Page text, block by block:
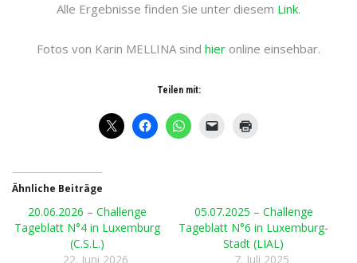
Alle Ergebnisse finden Sie unter diesem Link.
Fotos von Karin MELLINA sind hier online einsehbar.
Teilen mit:
Ähnliche Beiträge
20.06.2026 – Challenge
Tageblatt N°4 in Luxemburg
(C.S.L.)
22. Juni 2026
05.07.2025 – Challenge
Tageblatt N°6 in Luxemburg-
Stadt (LIAL)
7. Juli 2025